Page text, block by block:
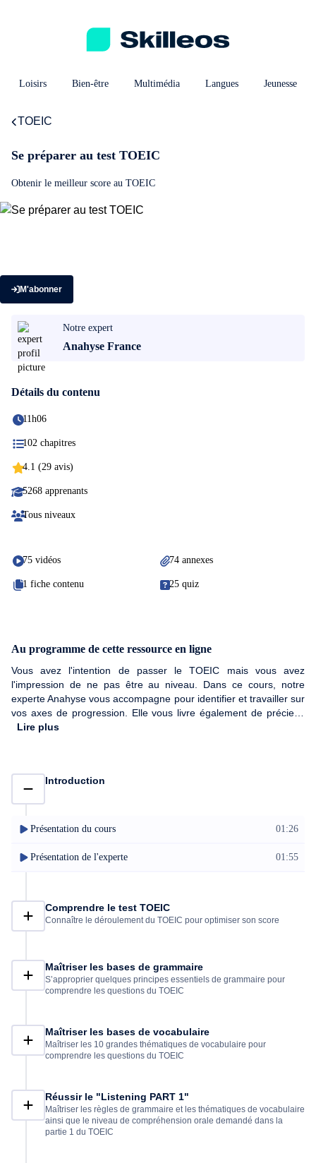
Loisirs Bien-être Multimédia Langues Jeunesse
TOEIC
Se préparer au test TOEIC
Obtenir le meilleur score au TOEIC
M'abonner
Notre expert
Anahyse France
Détails du contenu
11h06
102 chapitres
4.1 (29 avis)
5268 apprenants
Tous niveaux
75 vidéos 74 annexes
1 fiche contenu 25 quiz
Au programme de cette ressource en ligne
Vous avez l'intention de passer le TOEIC mais vous avez
l'impression de ne pas être au niveau. Dans ce cours, notre
experte Anahyse vous accompagne pour identifier et travailler sur
vos axes de progression. Elle vous livre également de précieux
conseils pour préparer l'examen sereinement et obtenir le
grâce à de nombreux quiz. Plongez-vous dans ce cours et faites
Lire plus
Introduction
Présentation du cours 01:26
Présentation de l'experte 01:55
Comprendre le test TOEIC
Connaître le déroulement du TOEIC pour optimiser son score
Maîtriser les bases de grammaire
S’approprier quelques principes essentiels de grammaire pour
comprendre les questions du TOEIC
Maîtriser les bases de vocabulaire
Maîtriser les 10 grandes thématiques de vocabulaire pour
comprendre les questions du TOEIC
Réussir le "Listening PART 1"
Maîtriser les règles de grammaire et les thématiques de vocabulaire
ainsi que le niveau de compréhension orale demandé dans la
partie 1 du TOEIC